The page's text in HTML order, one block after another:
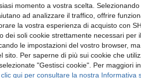
SHEIN 2 pezzi Set di camicia a maniche corte con taschino sul petto e pantaloni con vita elastica per ragazzo pre-adolescente, colore tinta unita, adatto per autunno, primavera, estate, attività all'aperto, scuola, stile casual, feste e tempo libero Magazzino EU SHEIN Coolqubz Ragazzo Tween monocolore con bottone frontale
11.02€
4-7 giorni lavorativi
momento a vostra scelta.
ad analizzare il traffico, offrire
la vostra esperienza di acquisto con
dei soli cookie strettamente necessari
le impostazioni del vostro browser,
sito. Per saperne di più sui cookie che
"Gestisci cookie". Per maggiori
qui per consultare la nostra Informativa